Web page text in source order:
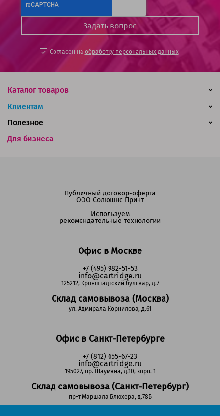
Согласен на обработку персональных данных
Каталог товаров
Клиентам
Для бизнеса
Полезное
Офис в Москве
+7 (495) 982-51-53
info@cartridge.ru
125212, Кронштадтский бульвар, д.7
Склад самовывоза (Москва)
ул. Адмирала Корнилова, д.61
Офис в Санкт-Петербурге
+7 (812) 655-67-23
info@cartridge.ru
195027, пр. Шаумяна, д.10, корп. 1
Склад самовывоза (Санкт-Петербург)
пр-т Маршала Блюхера, д.78Б
Публичный договор-оферта
ООО Солюшнс Принт
Используем
рекомендательные технологии